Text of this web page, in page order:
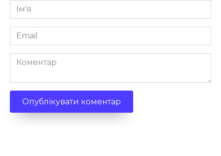
Ім'я
*
Email
*
Коментар